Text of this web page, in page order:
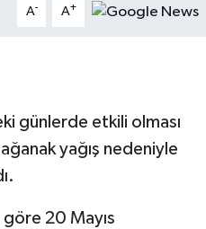
A- A+
günlerde etkili olması
yağış nedeniyle
20 Mayıs